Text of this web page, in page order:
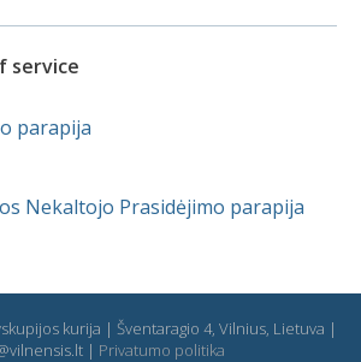
service
parapija
Nekaltojo Prasidėjimo parapija
kurija | Šventaragio 4, Vilnius, Lietuva |
| Privatumo politika